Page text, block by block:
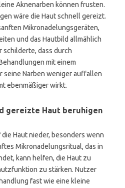
Aknenarben können frusten.
wäre die Haut schnell gereizt.
Mikronadelungsgeräten,
und das Hautbild allmählich
schilderte, dass durch
mit einem
seine Narben weniger auffallen
ebenmäßiger wirkt.
gereizte Haut beruhigen
Haut nieder, besonders wenn
Mikronadelungsritual, das in
kann helfen, die Haut zu
zu stärken. Nutzer
fast wie eine kleine